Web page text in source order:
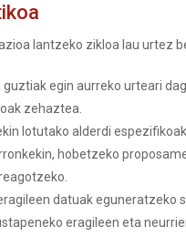
lantzeko zikloa lau urtez
egin aurreko urteari
zehaztea.
lotutako alderdi
hobetzeko
datuak eguneratzeko
eragileen eta